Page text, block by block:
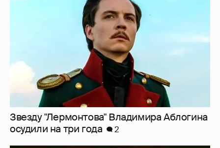
осудили на три года